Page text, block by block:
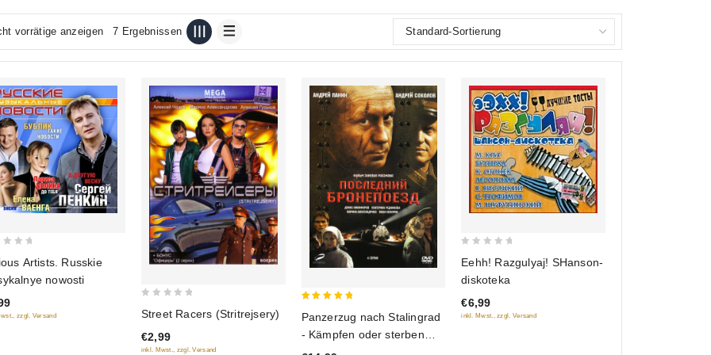
vorrätige anzeigen 7 Ergebnissen
Artists. Russkie
nowosti
zzgl. Versand
of
Street Racers (Stritrejsery)
€2,99
inkl. Mwst., zzgl. Versand
Panzerzug nach Stalingrad
- Kämpfen oder sterben
(Poslednij bronepoesd)
of
5
Eehh! Razgulyaj! SHanson-
diskoteka
€6,99
inkl. Mwst., zzgl. Versand